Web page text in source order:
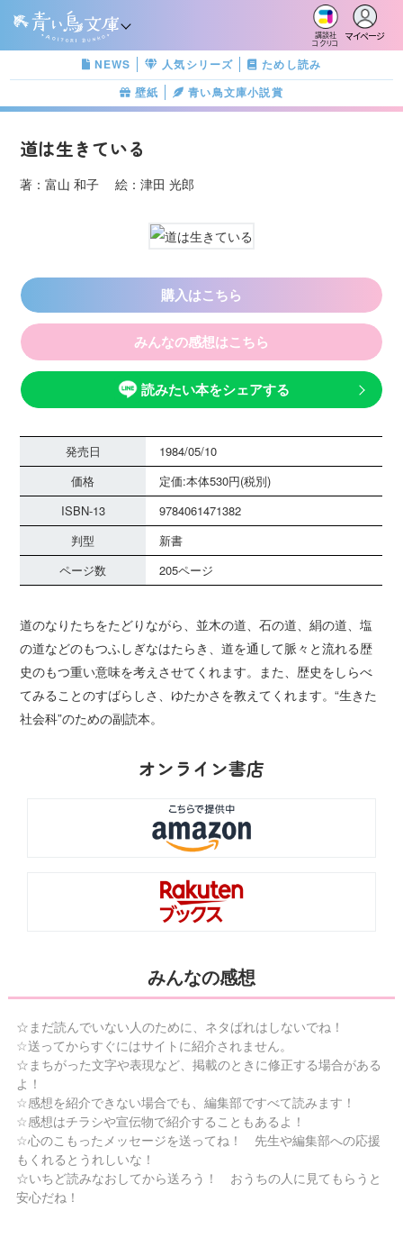
講談社
コクリコ
マイページ
NEWS 人気シリーズ
ためし読み
壁紙
青い鳥文庫小説賞
道は生きている
著：富山 和子 絵：津田 光郎
購入はこちら
みんなの感想はこちら
読みたい本をシェアする
発売日
1984/05/10
価格
定価:本体530円(税別)
ISBN-13
9784061471382
判型
新書
ページ数
205ページ
道のなりたちをたどりながら、並木の道、石の道、絹の道、塩
の道などのもつふしぎなはたらき、道を通して脈々と流れる歴
史のもつ重い意味を考えさせてくれます。また、歴史をしらべ
てみることのすばらしさ、ゆたかさを教えてくれます。“生きた
社会科”のための副読本。
オンライン書店
みんなの感想
☆まだ読んでいない人のために、ネタばれはしないでね！
☆送ってからすぐにはサイトに紹介されません。
☆まちがった文字や表現など、掲載のときに修正する場合がある
よ！
☆感想を紹介できない場合でも、編集部ですべて読みます！
☆感想はチラシや宣伝物で紹介することもあるよ！
☆心のこもったメッセージを送ってね！ 先生や編集部への応援
もくれるとうれしいな！
☆いちど読みなおしてから送ろう！ おうちの人に見てもらうと
安心だね！